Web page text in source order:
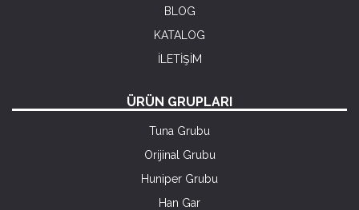
BLOG
KATALOG
İLETİŞİM
ÜRÜN GRUPLARI
Tuna Grubu
Orijinal Grubu
Huniper Grubu
Han Gar